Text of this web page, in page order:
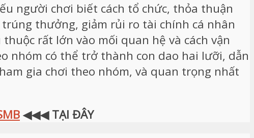
người chơi biết cách tổ chức, thỏa thuận
thưởng, giảm rủi ro tài chính cá nhân
rất lớn vào mối quan hệ và cách vận
nhóm có thể trở thành con dao hai lưỡi, dẫn
gia chơi theo nhóm, và quan trọng nhất
◀◀◀ TẠI ĐÂY